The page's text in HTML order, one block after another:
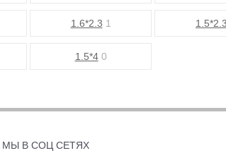
1.6*2.3 1 1.5*2.3
1.5*4 0
МЫ В СОЦ СЕТЯХ